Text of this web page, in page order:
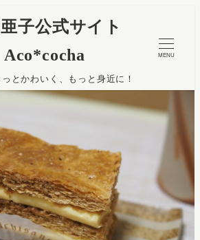
子公式サイト
Aco*cocha
とかわいく、もっと身近に！
MENU